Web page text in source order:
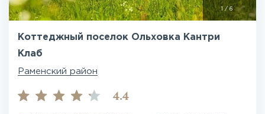
1 /6
Коттеджный поселок Ольховка Кантри
Клаб
Раменский район
4.4